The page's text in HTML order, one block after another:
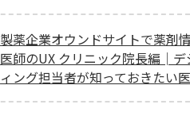
製薬企業オウンドサイトで薬剤
医師のUX クリニック院長編│デ
ィング担当者が知っておきたい